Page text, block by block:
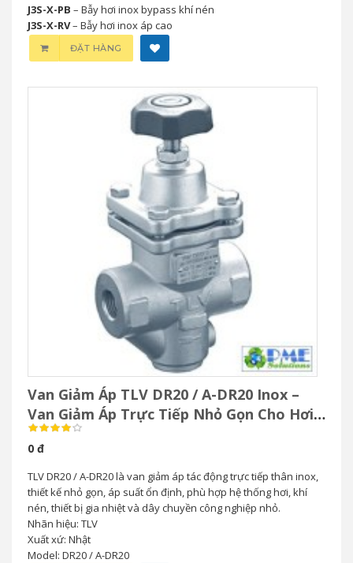
J3S-X-PB – Bẫy hơi inox bypass khí nén
J3S-X-RV– Bẫy hơi inox áp cao
ĐẶT HÀNG
Van Giảm Áp TLV DR20 / A-DR20 Inox –
Van Giảm Áp Trực Tiếp Nhỏ Gọn Cho Hơi
& Khí Nén
0 đ
TLV DR20 / A-DR20 là van giảm áp tác động trực tiếp thân inox,
thiết kế nhỏ gọn, áp suất ổn định, phù hợp hệ thống hơi, khí
nén, thiết bị gia nhiệt và dây chuyền công nghiệp nhỏ.
Nhãn hiệu: TLV
Xuất xứ: Nhật
Model: DR20 / A-DR20